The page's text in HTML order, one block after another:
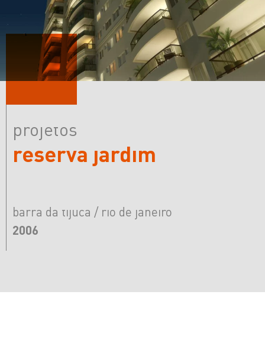
projetos
reserva jardim
barra da tijuca / rio de janeiro
2006